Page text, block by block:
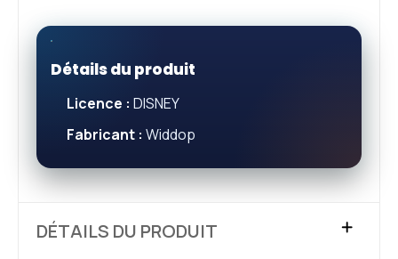
Détails du produit
Licence : DISNEY
Fabricant : Widdop
DÉTAILS DU PRODUIT